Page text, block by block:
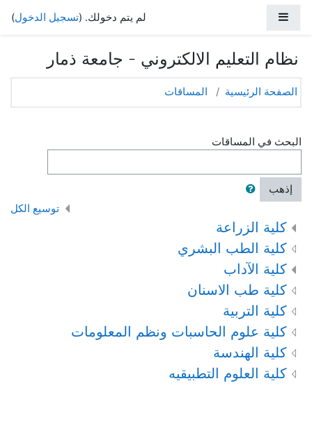
لم يتم دخولك. (تسجيل الدخول)
نظام التعليم الالكتروني - جامعة ذمار
الصفحة الرئيسية المساقات
البحث في المساقات
إذهب
توسيع الكل
كلية الزراعة
كلية الطب البشري
كلية الآداب
كلية طب الاسنان
كلية التربية
كلية علوم الحاسبات ونظم المعلومات
كلية الهندسة
كلية العلوم التطبيقيه